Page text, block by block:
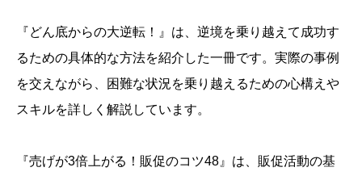
『どん底からの大逆転！』は、逆境を乗り越えて成功す
るための具体的な方法を紹介した一冊です。実際の事例
を交えながら、困難な状況を乗り越えるための心構えや
スキルを詳しく解説しています。
『売げが3倍上がる！販促のコツ48』は、販促活動の基